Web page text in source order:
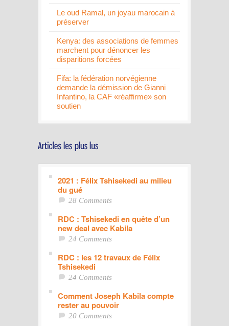
Le oud Ramal, un joyau marocain à
préserver
Kenya: des associations de femmes
marchent pour dénoncer les
disparitions forcées
Fifa: la fédération norvégienne
demande la démission de Gianni
Infantino, la CAF «réaffirme» son
soutien
2021 : Félix Tshisekedi au milieu
du gué
28 Comments
RDC : Tshisekedi en quête d’un
new deal avec Kabila
24 Comments
RDC : les 12 travaux de Félix
Tshisekedi
24 Comments
Comment Joseph Kabila compte
rester au pouvoir
20 Comments